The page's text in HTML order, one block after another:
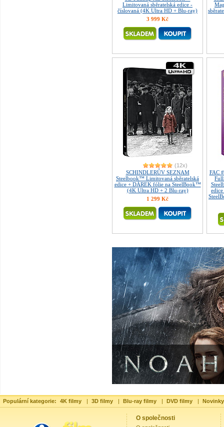
Limitovaná sběratelská edice -
číslovaná (4K Ultra HD + Blu-ray)
3 999 Kč
(12x)
SCHINDLERŮV SEZNAM
Steelbook™ Limitovaná sběratelská
edice + DÁREK fólie na SteelBook™
(4K Ultra HD + 2 Blu-ray)
1 299 Kč
FAC
Populární kategorie: 4K filmy | 3D filmy | Blu-ray filmy | DVD filmy |
O společnosti